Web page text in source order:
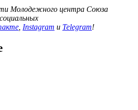
Молодежного центра Союза
Instagram и Telegram!